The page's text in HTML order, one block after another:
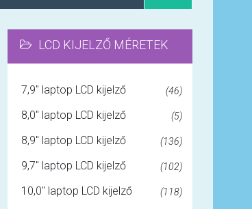
LCD KIJELZŐ MÉRETEK
7,9" laptop LCD kijelző (46)
8,0" laptop LCD kijelző (5)
8,9" laptop LCD kijelző (136)
9,7" laptop LCD kijelző (102)
10,0" laptop LCD kijelző (118)